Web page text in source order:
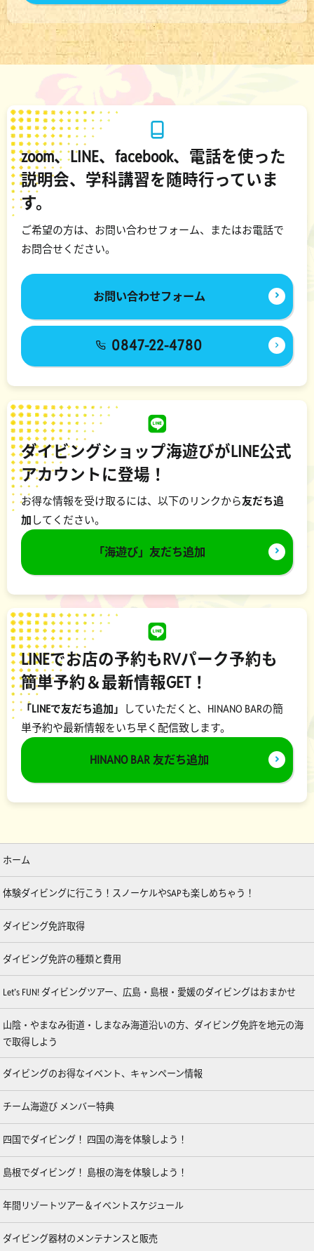
zoom、LINE、facebook、電話を使った
説明会、学科講習を随時行っていま
す。
ご希望の方は、お問い合わせフォーム、またはお電話で
お問合せください。
お問い合わせフォーム
0847-22-4780
ダイビングショップ海遊びがLINE公式
アカウントに登場！
お得な情報を受け取るには、以下のリンクから友だち追
加 してください。
「海遊び」友だち追加
LINEでお店の予約もRVパーク予約も
簡単予約＆最新情報GET！
「LINEで友だち追加」
していただくと、HINANO BARの簡
単予約や最新情報をいち早く配信致します。
HINANO BAR 友だち追加
ホーム
体験ダイビングに行こう！スノーケルやSAPも楽しめちゃう！
ダイビング免許取得
ダイビング免許の種類と費用
Let’s FUN! ダイビングツアー、広島・島根・愛媛のダイビングはおまかせ
山陰・やまなみ街道・しまなみ海道沿いの方、ダイビング免許を地元の海
で取得しよう
ダイビングのお得なイベント、キャンペーン情報
チーム海遊び メンバー特典
四国でダイビング！ 四国の海を体験しよう！
島根でダイビング！ 島根の海を体験しよう！
年間リゾートツアー＆イベントスケジュール
ダイビング器材のメンテナンスと販売